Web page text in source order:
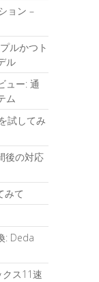
ョン –
ルかつト
ル
ュー: 通
ム
試してみ
後の対応
みて
: Deda
ス11速